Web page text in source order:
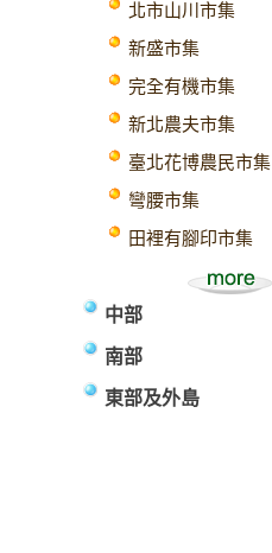
北市山川市集
新盛市集
完全有機市集
新北農夫市集
臺北花博農民市集
彎腰市集
田裡有腳印市集
中部
南部
東部及外島